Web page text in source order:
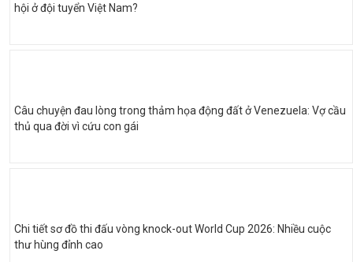
hội ở đội tuyển Việt Nam?
Câu chuyện đau lòng trong thảm họa động đất ở Venezuela: Vợ cầu
thủ qua đời vì cứu con gái
Chi tiết sơ đồ thi đấu vòng knock-out World Cup 2026: Nhiều cuộc
thư hùng đỉnh cao